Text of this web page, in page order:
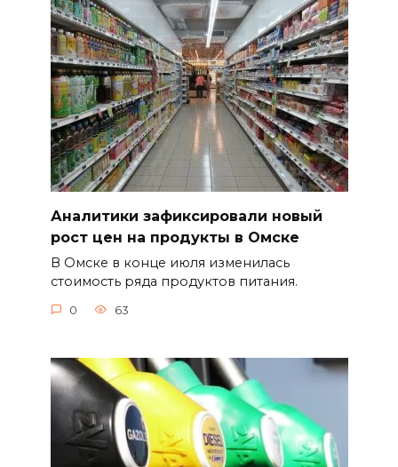
Аналитики зафиксировали новый
рост цен на продукты в Омске
В Омске в конце июля изменилась
стоимость ряда продуктов питания.
0 63